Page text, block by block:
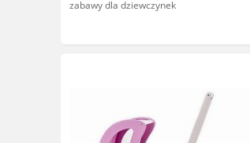
zabawy dla dziewczynek